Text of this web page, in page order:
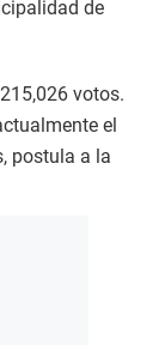
de
votos.
el
postula a la